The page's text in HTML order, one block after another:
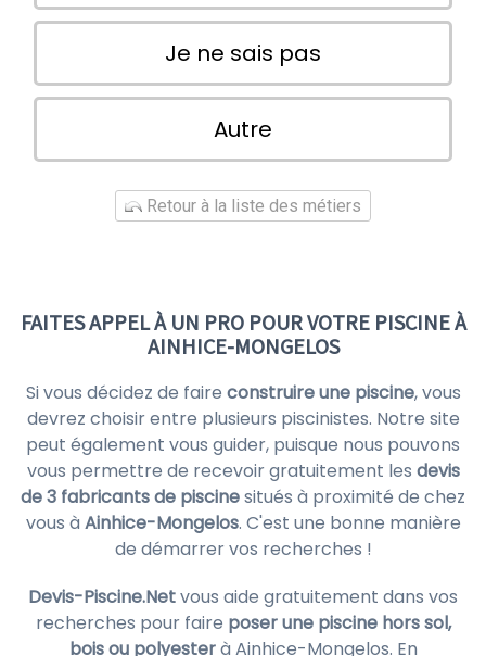
Je ne sais pas
Autre
Retour à la liste des métiers
FAITES APPEL À UN PRO POUR VOTRE PISCINE À
AINHICE-MONGELOS
Si vous décidez de faire construire une piscine, vous
devrez choisir entre plusieurs piscinistes. Notre site
peut également vous guider, puisque nous pouvons
vous permettre de recevoir gratuitement les devis
de 3 fabricants de piscinesitués à proximité de chez
vous à Ainhice-Mongelos. C'est une bonne manière
de démarrer vos recherches !
Devis-Piscine.Netvous aide gratuitement dans vos
recherches pour faire poser une piscine hors sol,
bois ou polyesterà Ainhice-Mongelos. En